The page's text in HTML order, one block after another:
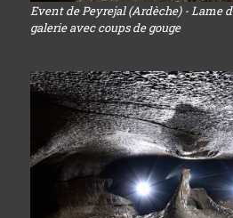
Event de Peyrejal (Ardèche) - Lame
galerie avec coups de gouge